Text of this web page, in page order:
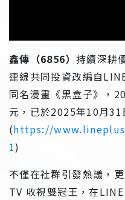
鑫傳（6856） 持續深耕
連線共同投資改編自
同名漫畫《黑盒子》，
元，已於2025年10月31
(https://
1)
不僅在社群引發熱議，
TV 收視雙冠王，在